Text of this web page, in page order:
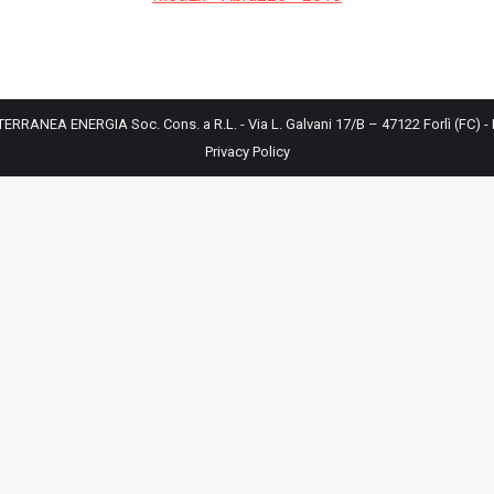
ENERGIA Soc. Cons. a R.L. - Via L. Galvani 17/B – 47122 Forlì (FC) -
Privacy Policy